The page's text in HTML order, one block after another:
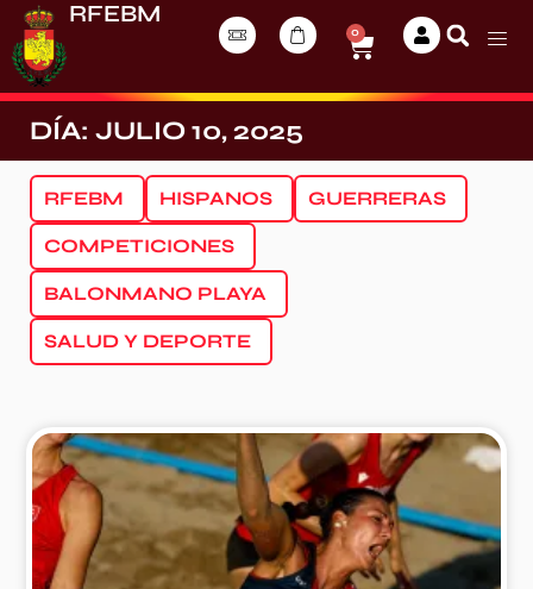
RFEBM
0
DÍA: JULIO 10, 2025
RFEBM HISPANOS GUERRERAS
COMPETICIONES
BALONMANO PLAYA
SALUD Y DEPORTE